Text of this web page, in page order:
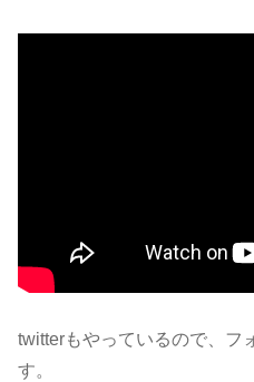
twitterもやっているので、フ
す。